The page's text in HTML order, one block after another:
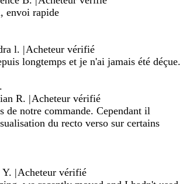
envoi rapide
l. |Acheteur vérifié
longtemps et je n'ai jamais été déçue.
R. |Acheteur vérifié
de notre commande. Cependant il
du recto verso sur certains
Y. |Acheteur vérifié